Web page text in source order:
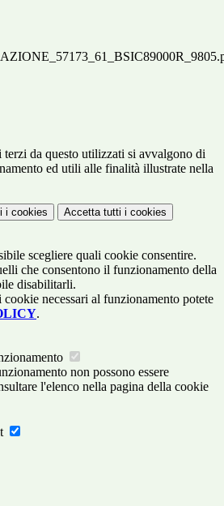
da questo utilizzati si avvalgono di
ed utili alle finalità illustrate nella
i cookies Accetta tutti i cookies
scegliere quali cookie consentire.
che consentono il funzionamento della
disabilitarli.
necessari al funzionamento potete
.
non possono essere
l'elenco nella pagina della cookie